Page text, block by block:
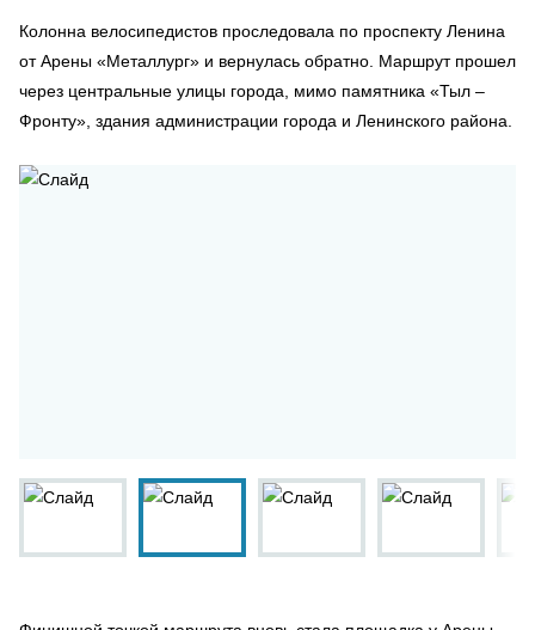
Колонна велосипедистов проследовала по проспекту Ленина
от Арены «Металлург» и вернулась обратно. Маршрут прошел
через центральные улицы города, мимо памятника «Тыл –
Фронту», здания администрации города и Ленинского района.